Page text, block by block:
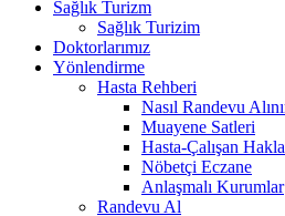
Sağlık Turizm
Sağlık Turizim
Doktorlarımız
Yönlendirme
Hasta Rehberi
Nasıl Randevu
Muayene Satleri
Hasta-Çalışan
Nöbetçi Eczane
Anlaşmalı Kurumlar
Randevu Al